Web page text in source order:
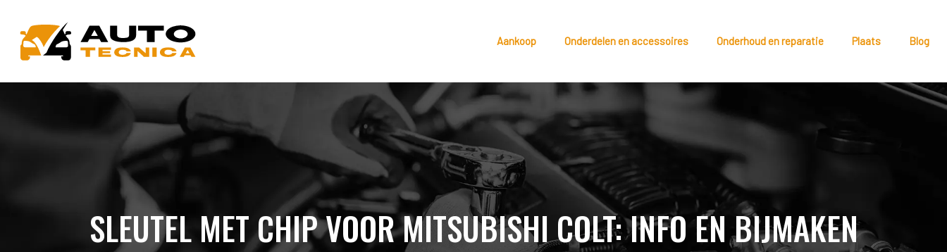
Aankoop Onderdelen en accessoires Onderhoud en reparatie Plaats Blog
SLEUTEL MET CHIP VOOR MITSUBISHI COLT: INFO EN BIJMAKEN